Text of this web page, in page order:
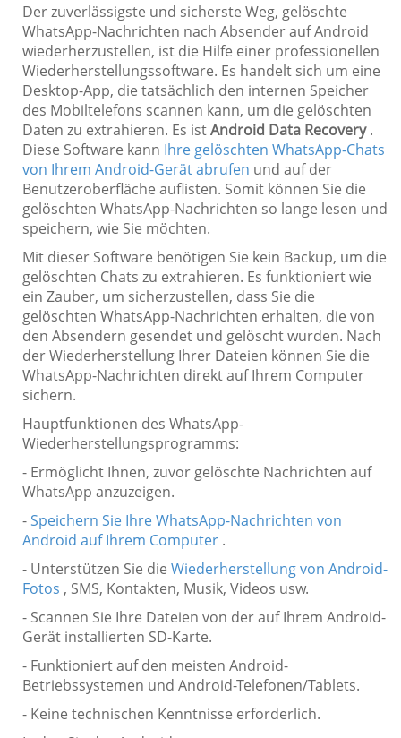
Der zuverlässigste und sicherste Weg, gelöschte
WhatsApp-Nachrichten nach Absender auf Android
wiederherzustellen, ist die Hilfe einer professionellen
Wiederherstellungssoftware. Es handelt sich um eine
Desktop-App, die tatsächlich den internen Speicher
des Mobiltelefons scannen kann, um die gelöschten
Daten zu extrahieren. Es istAndroid Data Recovery.
Diese Software kann Ihre gelöschten WhatsApp-Chats
von Ihrem Android-Gerät abrufen und auf der
Benutzeroberfläche auflisten. Somit können Sie die
gelöschten WhatsApp-Nachrichten so lange lesen und
speichern, wie Sie möchten.
Mit dieser Software benötigen Sie kein Backup, um die
gelöschten Chats zu extrahieren. Es funktioniert wie
ein Zauber, um sicherzustellen, dass Sie die
gelöschten WhatsApp-Nachrichten erhalten, die von
den Absendern gesendet und gelöscht wurden. Nach
der Wiederherstellung Ihrer Dateien können Sie die
WhatsApp-Nachrichten direkt auf Ihrem Computer
sichern.
Hauptfunktionen des WhatsApp-
Wiederherstellungsprogramms:
- Ermöglicht Ihnen, zuvor gelöschte Nachrichten auf
WhatsApp anzuzeigen.
-Speichern Sie Ihre WhatsApp-Nachrichten von
Android auf Ihrem Computer .
- Unterstützen Sie die Wiederherstellung von Android-
Fotos , SMS, Kontakten, Musik, Videos usw.
- Scannen Sie Ihre Dateien von der auf Ihrem Android-
Gerät installierten SD-Karte.
- Funktioniert auf den meisten Android-
Betriebssystemen und Android-Telefonen/Tablets.
- Keine technischen Kenntnisse erforderlich.